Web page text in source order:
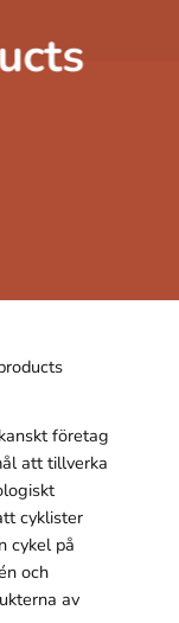
företag
att tillverka
cyklister
cykel på
och
av